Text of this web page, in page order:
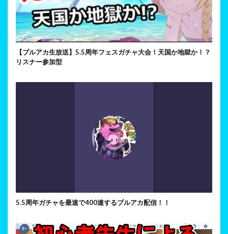
【ブルアカ生放送】5.5周年フェスガチャ大会！天国か地獄か！？
リスナー参加型
5.5周年ガチャを最速で400連するブルアカ配信！！